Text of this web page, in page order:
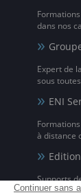
dans nos
Expert de
sous
ENI
à distance
Supports
pour les